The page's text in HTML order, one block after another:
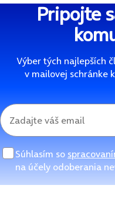
Pripojte
Výber tých najlepších
v mailovej schránke
Súhlasím so
na účely odoberania